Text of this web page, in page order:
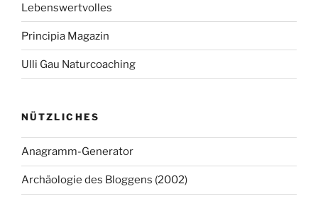
Lebenswertvolles
Principia Magazin
Ulli Gau Naturcoaching
NÜTZLICHES
Anagramm-Generator
Archäologie des Bloggens (2002)